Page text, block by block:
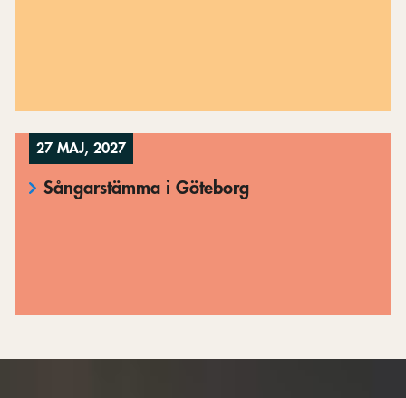
27 MAJ, 2027
Sångarstämma i Göteborg